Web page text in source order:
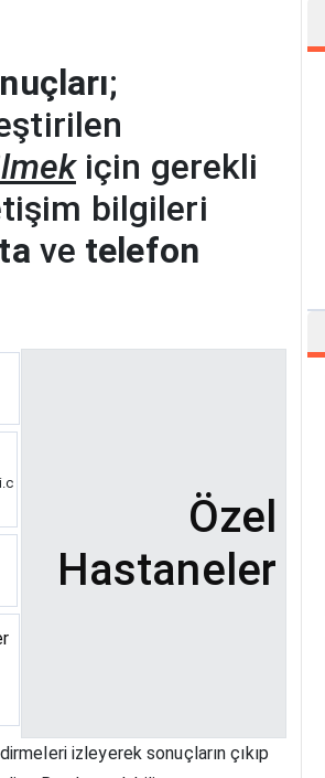
;
için gerekli
bilgileri
ve telefon
Özel
Hastaneler
izleyerek sonuçların çıkıp